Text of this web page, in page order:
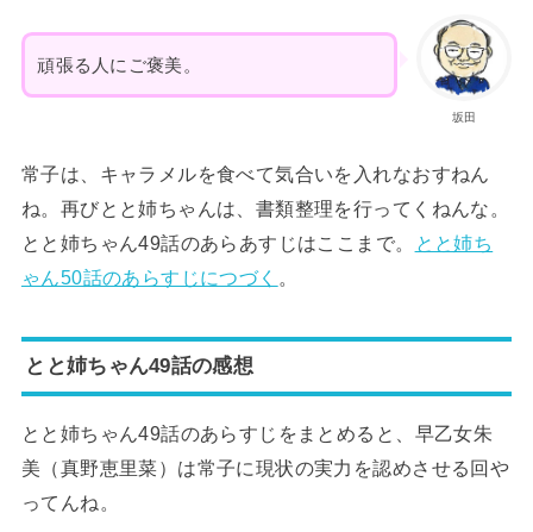
坂田
頑張る人にご褒美。
常子は、キャラメルを食べて気合いを入れなおすねん
ね。再びとと姉ちゃんは、書類整理を行ってくねんな。
とと姉ちゃん49話のあらあすじはここまで。
とと姉ち
ゃん50話のあらすじにつづく 。
とと姉ちゃん49話の感想
とと姉ちゃん49話のあらすじをまとめると、早乙女朱
美（真野恵里菜）は常子に現状の実力を認めさせる回や
ってんね。